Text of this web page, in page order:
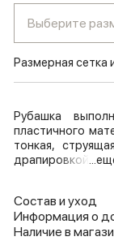
Выберите
Размерная сетка
Рубашка
пластичного
тонкая,
драпировкой
Состав и уход
Информация о
Наличие в